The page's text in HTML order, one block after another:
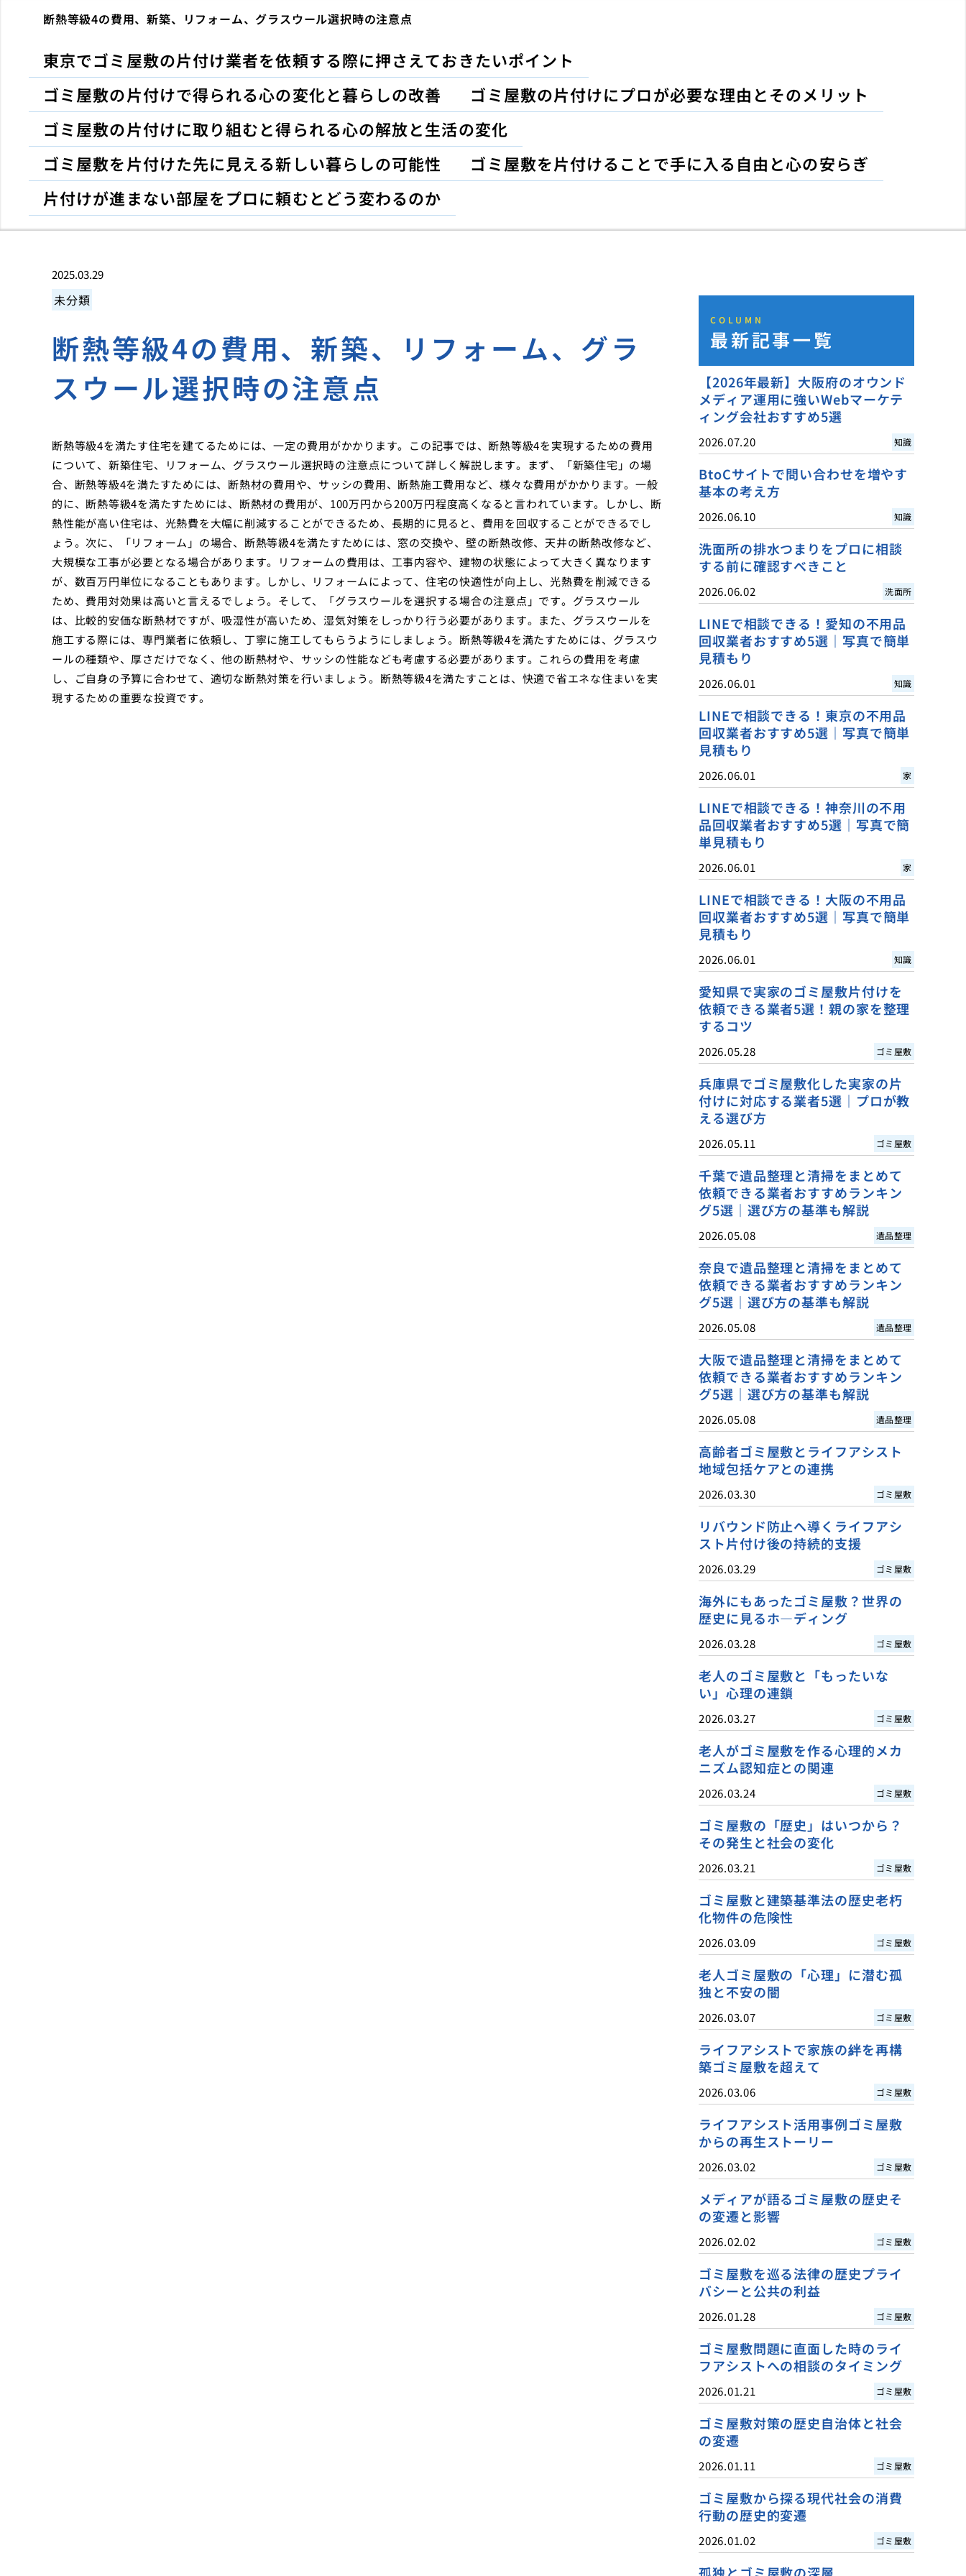
断熱等級4の費用、新築、リフォーム、グラスウール選択時の注意点
東京でゴミ屋敷の片付け業者を依頼する際に押さえておきたいポイント
ゴミ屋敷の片付けで得られる心の変化と暮らしの改善
ゴミ屋敷の片付けにプロが必要な理由とそのメリット
ゴミ屋敷の片付けに取り組むと得られる心の解放と生活の変化
ゴミ屋敷を片付けた先に見える新しい暮らしの可能性
ゴミ屋敷を片付けることで手に入る自由と心の安らぎ
片付けが進まない部屋をプロに頼むとどう変わるのか
2025.03.29
未分類
断熱等級4の費用、新築、リフォーム、グラ
スウール選択時の注意点
断熱等級4を満たす住宅を建てるためには、一定の費用がかかります。この記事では、断熱等級4を実現するための費用
について、新築住宅、リフォーム、グラスウール選択時の注意点について詳しく解説します。まず、「新築住宅」の場
合、断熱等級4を満たすためには、断熱材の費用や、サッシの費用、断熱施工費用など、様々な費用がかかります。一般
的に、断熱等級4を満たすためには、断熱材の費用が、100万円から200万円程度高くなると言われています。しかし、断
熱性能が高い住宅は、光熱費を大幅に削減することができるため、長期的に見ると、費用を回収することができるでし
ょう。次に、「リフォーム」の場合、断熱等級4を満たすためには、窓の交換や、壁の断熱改修、天井の断熱改修など、
大規模な工事が必要となる場合があります。リフォームの費用は、工事内容や、建物の状態によって大きく異なります
が、数百万円単位になることもあります。しかし、リフォームによって、住宅の快適性が向上し、光熱費を削減できる
ため、費用対効果は高いと言えるでしょう。そして、「グラスウールを選択する場合の注意点」です。グラスウール
は、比較的安価な断熱材ですが、吸湿性が高いため、湿気対策をしっかり行う必要があります。また、グラスウールを
施工する際には、専門業者に依頼し、丁寧に施工してもらうようにしましょう。断熱等級4を満たすためには、グラスウ
ールの種類や、厚さだけでなく、他の断熱材や、サッシの性能なども考慮する必要があります。これらの費用を考慮
し、ご自身の予算に合わせて、適切な断熱対策を行いましょう。断熱等級4を満たすことは、快適で省エネな住まいを実
現するための重要な投資です。
COLUMN
最新記事一覧
【2026年最新】大阪府のオウンド
メディア運用に強いWebマーケテ
ィング会社おすすめ5選
2026.07.20 知識
BtoCサイトで問い合わせを増やす
基本の考え方
2026.06.10 知識
洗面所の排水つまりをプロに相談
する前に確認すべきこと
2026.06.02 洗面所
LINEで相談できる！愛知の不用品
回収業者おすすめ5選｜写真で簡単
見積もり
2026.06.01 知識
LINEで相談できる！東京の不用品
回収業者おすすめ5選｜写真で簡単
見積もり
2026.06.01 家
LINEで相談できる！神奈川の不用
品回収業者おすすめ5選｜写真で簡
単見積もり
2026.06.01 家
LINEで相談できる！大阪の不用品
回収業者おすすめ5選｜写真で簡単
見積もり
2026.06.01 知識
愛知県で実家のゴミ屋敷片付けを
依頼できる業者5選！親の家を整理
するコツ
2026.05.28 ゴミ屋敷
兵庫県でゴミ屋敷化した実家の片
付けに対応する業者5選｜プロが教
える選び方
2026.05.11 ゴミ屋敷
千葉で遺品整理と清掃をまとめて
依頼できる業者おすすめランキン
グ5選｜選び方の基準も解説
2026.05.08 遺品整理
奈良で遺品整理と清掃をまとめて
依頼できる業者おすすめランキン
グ5選｜選び方の基準も解説
2026.05.08 遺品整理
大阪で遺品整理と清掃をまとめて
依頼できる業者おすすめランキン
グ5選｜選び方の基準も解説
2026.05.08 遺品整理
高齢者ゴミ屋敷とライフアシスト
地域包括ケアとの連携
2026.03.30 ゴミ屋敷
リバウンド防止へ導くライフアシ
スト片付け後の持続的支援
2026.03.29 ゴミ屋敷
海外にもあったゴミ屋敷？世界の
歴史に見るホ―ディング
2026.03.28 ゴミ屋敷
老人のゴミ屋敷と「もったいな
い」心理の連鎖
2026.03.27 ゴミ屋敷
老人がゴミ屋敷を作る心理的メカ
ニズム認知症との関連
2026.03.24 ゴミ屋敷
ゴミ屋敷の「歴史」はいつから？
その発生と社会の変化
2026.03.21 ゴミ屋敷
ゴミ屋敷と建築基準法の歴史老朽
化物件の危険性
2026.03.09 ゴミ屋敷
老人ゴミ屋敷の「心理」に潜む孤
独と不安の闇
2026.03.07 ゴミ屋敷
ライフアシストで家族の絆を再構
築ゴミ屋敷を超えて
2026.03.06 ゴミ屋敷
ライフアシスト活用事例ゴミ屋敷
からの再生ストーリー
2026.03.02 ゴミ屋敷
メディアが語るゴミ屋敷の歴史そ
の変遷と影響
2026.02.02 ゴミ屋敷
ゴミ屋敷を巡る法律の歴史プライ
バシーと公共の利益
2026.01.28 ゴミ屋敷
ゴミ屋敷問題に直面した時のライ
フアシストへの相談のタイミング
2026.01.21 ゴミ屋敷
ゴミ屋敷対策の歴史自治体と社会
の変遷
2026.01.11 ゴミ屋敷
ゴミ屋敷から探る現代社会の消費
行動の歴史的変遷
2026.01.02 ゴミ屋敷